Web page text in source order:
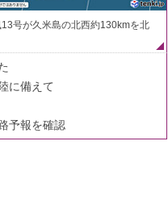
号が久米島の北西約130kmを北
に備えて
予報を確認